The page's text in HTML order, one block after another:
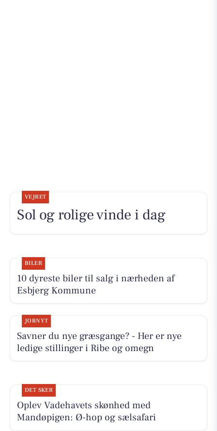
VEJRET
Sol og rolige vinde i dag
BILER
10 dyreste biler til salg i nærheden af
Esbjerg Kommune
JOBNYT
Savner du nye græsgange? - Her er nye
ledige stillinger i Ribe og omegn
DET SKER
Oplev Vadehavets skønhed med
Mandøpigen: Ø-hop og sælsafari